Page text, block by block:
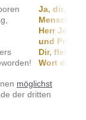
Ja, dir, der
Mensch
Herr Jesu,
und Preis
Dir,
Wort des
möglichst
der dritten